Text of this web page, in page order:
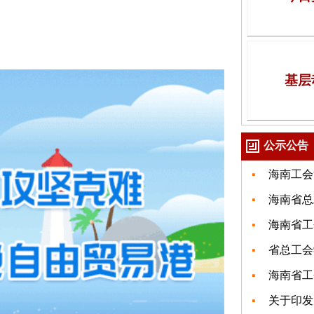
基
公示公告
海南工
海南省
海南省
省总工
海南省
关于印